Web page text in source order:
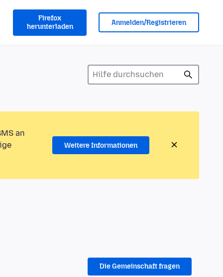
Firefox
herunterladen
Anmelden/Registrieren
an
Weitere Informationen
Die Gemeinschaft fragen